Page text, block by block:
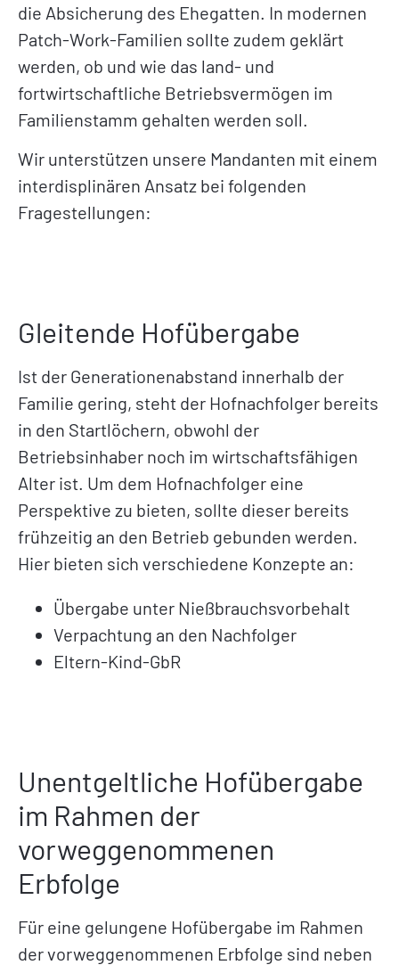
die Absicherung des Ehegatten. In modernen
Patch-Work-Familien sollte zudem geklärt
werden, ob und wie das land- und
fortwirtschaftliche Betriebsvermögen im
Familienstamm gehalten werden soll.
Wir unterstützen unsere Mandanten mit einem
interdisplinären Ansatz bei folgenden
Fragestellungen:
Gleitende Hofübergabe
Ist der Generationenabstand innerhalb der
Familie gering, steht der Hofnachfolger bereits
in den Startlöchern, obwohl der
Betriebsinhaber noch im wirtschaftsfähigen
Alter ist. Um dem Hofnachfolger eine
Perspektive zu bieten, sollte dieser bereits
frühzeitig an den Betrieb gebunden werden.
Hier bieten sich verschiedene Konzepte an:
Übergabe unter Nießbrauchsvorbehalt
Verpachtung an den Nachfolger
Eltern-Kind-GbR
Unentgeltliche Hofübergabe
im Rahmen der
vorweggenommenen
Erbfolge
Für eine gelungene Hofübergabe im Rahmen
der vorweggenommenen Erbfolge sind neben